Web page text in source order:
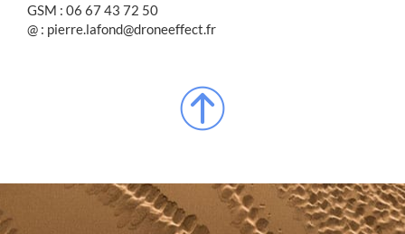
GSM : 06 67 43 72 50
@ : pierre.lafond@droneeffect.fr